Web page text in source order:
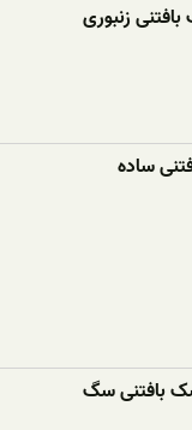
زنبوری
ساده
بافتنی سگ